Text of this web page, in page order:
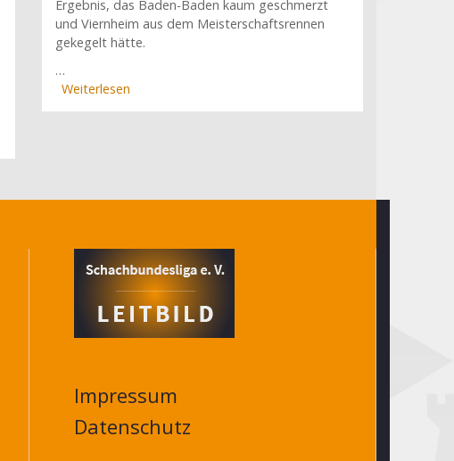
Ergebnis, das Baden-Baden kaum geschmerzt
und Viernheim aus dem Meisterschaftsrennen
gekegelt hätte.
…
Weiterlesen
Festspiele
(5.
Spieltag)
Impressum
Datenschutz